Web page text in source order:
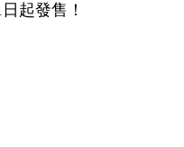
起發售！